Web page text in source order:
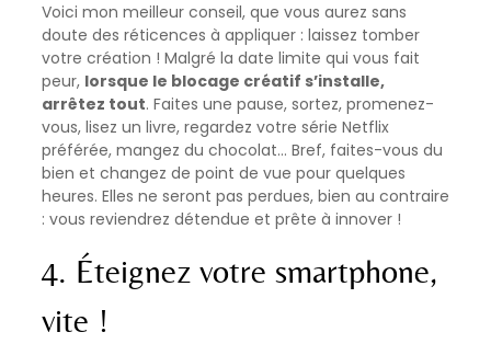
Voici mon meilleur conseil, que vous aurez sans
doute des réticences à appliquer : laissez tomber
votre création ! Malgré la date limite qui vous fait
peur, lorsque le blocage créatif s’installe,
arrêtez tout. Faites une pause, sortez, promenez-
vous, lisez un livre, regardez votre série Netflix
préférée, mangez du chocolat… Bref, faites-vous du
bien et changez de point de vue pour quelques
heures. Elles ne seront pas perdues, bien au contraire
: vous reviendrez détendue et prête à innover !
4. Éteignez votre smartphone,
vite !